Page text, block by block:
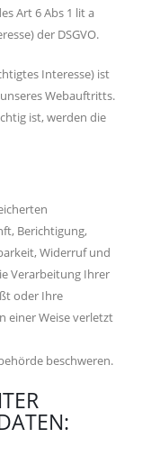
Art 6 Abs 1 lit a
der DSGVO.
Interesse) ist
Webauftritts.
ist, werden die
Berichtigung,
Widerruf und
Verarbeitung Ihrer
oder Ihre
einer Weise verletzt
beschweren.